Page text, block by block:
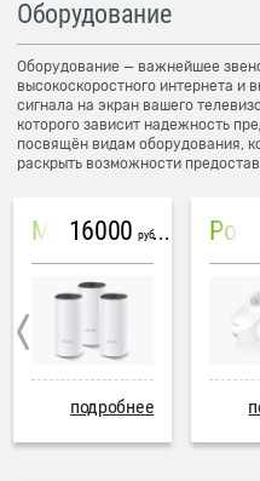
Оборудование
Оборудование — важнейшее
высокоскоростного интернета и
сигнала на экран вашего
которого зависит надежность
посвящён видам оборудования,
раскрыть возможности
Mesh система TP-Link Deco M4 (3 устройства)
16000 руб
подробнее